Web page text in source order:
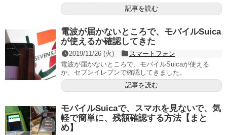
記事を読む
電波が届かないところで、モバイルSuica
が使えるか確認してきた
2019/11/26 (火)
スマートフォン
電波が届かないところで、モバイルSuicaが使える
か、セブンイレブンで確認してきました。
記事を読む
モバイルSuicaで、スマホを見ないで、気
軽で簡単に、残額確認する方法【まと
め】